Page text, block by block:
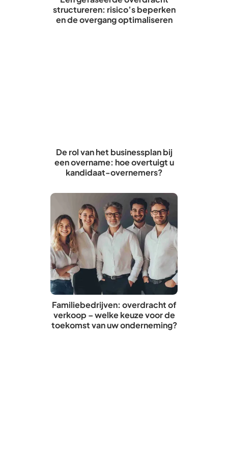
structureren: risico’s beperken
en de overgang optimaliseren
De rol van het businessplan bij
een overname: hoe overtuigt u
kandidaat-overnemers?
Familiebedrijven: overdracht of
verkoop – welke keuze voor de
toekomst van uw onderneming?